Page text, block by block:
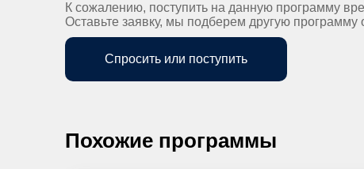
К сожалению, поступить на данную программу
Оставьте заявку, мы подберем другую программу
Спросить или поступить
Похожие программы